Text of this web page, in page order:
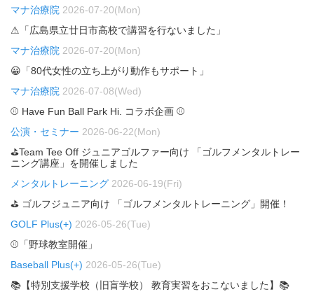
マナ治療院 2026-07-20(Mon)
⚠「広島県立廿日市高校で講習を行ないました」
マナ治療院 2026-07-20(Mon)
😀「80代女性の立ち上がり動作もサポート」
マナ治療院 2026-07-08(Wed)
⚾ Have Fun Ball Park Hi. コラボ企画 ⚾
公演・セミナー 2026-06-22(Mon)
⛳Team Tee Off ジュニアゴルファー向け 「ゴルフメンタルトレー
ニング講座」を開催しました
メンタルトレーニング 2026-06-19(Fri)
⛳ ゴルフジュニア向け 「ゴルフメンタルトレーニング」開催！
GOLF Plus(+) 2026-05-26(Tue)
⚾「野球教室開催」
Baseball Plus(+) 2026-05-26(Tue)
📚【特別支援学校（旧盲学校） 教育実習をおこないました】📚